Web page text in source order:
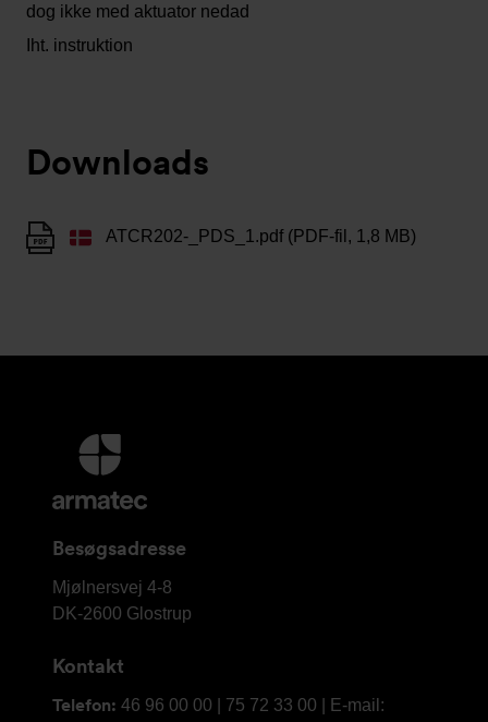
dog ikke med aktuator nedad
Iht. instruktion
Downloads
ATCR202-_PDS_1.pdf (PDF-fil, 1,8 MB)
Yderligere
information
og
Besøgsadresse
Armatec
A/S
Mjølnersvej 4-8
DK-2600 Glostrup
Kontakt
Telefon: 46 96 00 00 | 75 72 33 00 | E-mail: